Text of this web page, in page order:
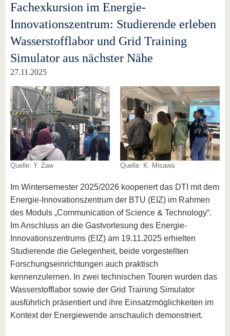
Fachexkursion im Energie-
Innovationszentrum: Studierende erleben
Wasserstofflabor und Grid Training
Simulator aus nächster Nähe
27.11.2025
Quelle: Y. Zaw Quelle: K. Misawa
Im Wintersemester 2025/2026 kooperiert das DTI mit dem
Energie-Innovationszentrum der BTU (EIZ) im Rahmen
des Moduls „Communication of Science & Technology“.
Im Anschluss an die Gastvorlesung des Energie-
Innovationszentrums (EIZ) am 19.11.2025 erhielten
Studierende die Gelegenheit, beide vorgestellten
Forschungseinrichtungen auch praktisch
kennenzulernen. In zwei technischen Touren wurden das
Wasserstofflabor sowie der Grid Training Simulator
ausführlich präsentiert und ihre Einsatzmöglichkeiten im
Kontext der Energiewende anschaulich demonstriert.